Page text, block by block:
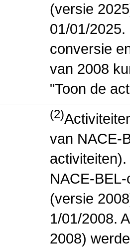
(versie
01/01/
conversie
van 2008
"Toon de
(2)
van NACE-
NACE-
(versie
1/01/2008.
2008)